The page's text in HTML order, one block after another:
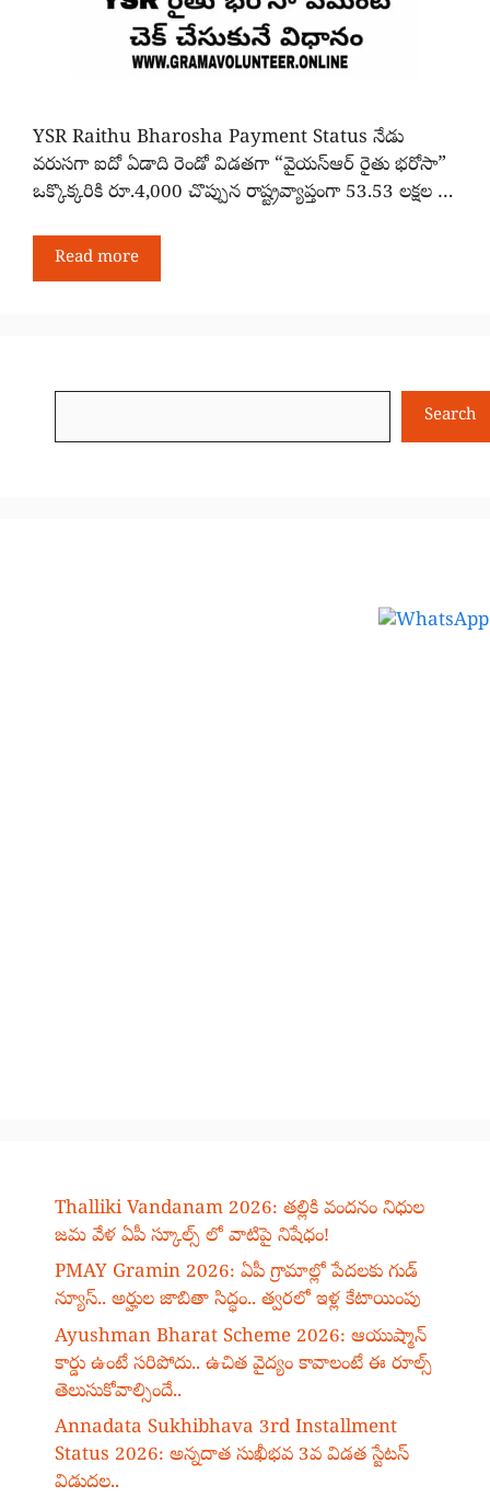
YSR Raithu Bharosha Payment Status నేడు
వరుసగా ఐదో ఏడాది రెండో విడతగా “వైయస్ఆర్ రైతు భరోసా”
ఒక్కొక్కరికి రూ.4,000 చొప్పున రాష్ట్రవ్యాప్తంగా 53.53 లక్షల …
Read more
Search
Thalliki Vandanam 2026: తల్లికి వందనం నిధుల
జమ వేళ ఏపీ స్కూల్స్ లో వాటిపై నిషేధం!
PMAY Gramin 2026: ఏపీ గ్రామాల్లో పేదలకు గుడ్
న్యూస్.. అర్హుల జాబితా సిద్ధం.. త్వరలో ఇళ్ల కేటాయింపు
Ayushman Bharat Scheme 2026: ఆయుష్మాన్
కార్డు ఉంటే సరిపోదు.. ఉచిత వైద్యం కావాలంటే ఈ రూల్స్
తెలుసుకోవాల్సిందే..
Annadata Sukhibhava 3rd Installment
Status 2026: అన్నదాత సుఖీభవ 3వ విడత స్టేటస్
విడుదల..